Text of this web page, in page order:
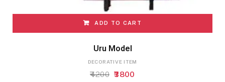
ADD TO CART
Uru Model
DECORATIVE ITEM
4200 Original
3800